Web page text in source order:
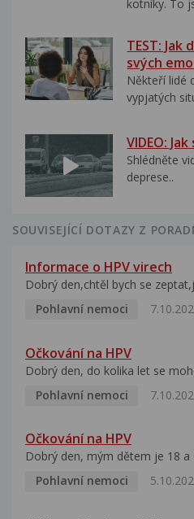
kotníky. To
TEST:
svých
Někteří lidé
vypjatých
VIDEO:
Shlédněte
deprese..
SOUVISEJÍCÍ DOTAZY Z
Informace o HPV virech
Dobrý den,chtěl bych se
Pohlavní nemoci
Očkování na HPV
Dobrý den, do kolika let se
Pohlavní nemoci
Očkování na HPV
Dobrý den, mým dětem je 18 a
Pohlavní nemoci